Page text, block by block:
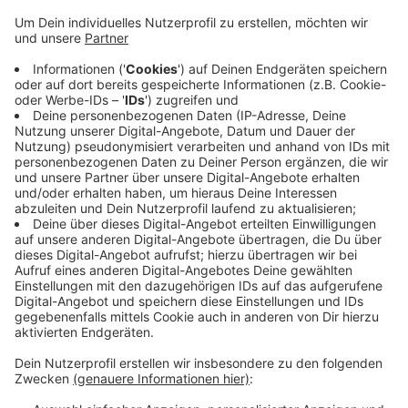
Veröffentlicht:Freitag, 12.07.2019 17:14
Anzeige
Es stand unter Spannung und drohte, auf die Straße zu
stürzen. - Die Feuerwehr war mit ihren Höhenrettern
vor Ort. Während des Einsatzes waren Teile des
Hafens am Mittag für den Autoverkehr gesperrt. Mit
einem großen Netz haben die Feuerwehrleute die fünf
Quadratmeter große Scheibe schließlich sicher zu
Boden gebracht.
Anzeige